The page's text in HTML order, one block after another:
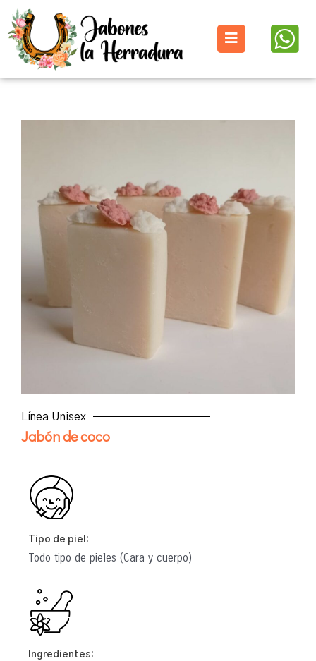
Línea Unisex
Jabón de coco
Tipo de piel:
Todo tipo de pieles (Cara y cuerpo)
Ingredientes: